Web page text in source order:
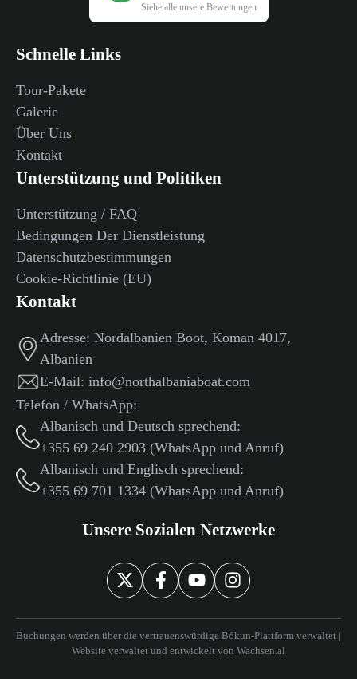
Siehe alle unsere Bewertungen
Schnelle Links
Tour-Pakete
Galerie
Über Uns
Kontakt
Unterstützung und Politiken
Unterstützung / FAQ
Bedingungen Der Dienstleistung
Datenschutzbestimmungen
Cookie-Richtlinie (EU)
Kontakt
Adresse: Nordalbanien Boot, Koman 4017,
Albanien
E-Mail: info@northalbaniaboat.com
Telefon / WhatsApp:
Albanisch und Deutsch sprechend:
+355 69 240 2903 (WhatsApp und Anruf)
Albanisch und Englisch sprechend:
+355 69 701 1334 (WhatsApp und Anruf)
Unsere Sozialen Netzwerke
Buchungen werden über die vertrauenswürdige Bókun-Plattform verwaltet |
Website verwaltet und entwickelt von Wachsen.al